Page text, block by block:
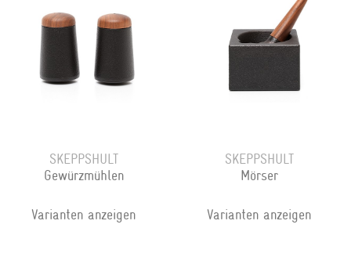
SKEPPSHULT
Gewürzmühlen
Varianten anzeigen
SKEPPSHULT
Mörser
Varianten anzeigen